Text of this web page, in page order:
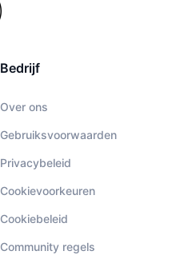
Bedrijf
Over ons
Gebruiksvoorwaarden
Privacybeleid
Cookievoorkeuren
Cookiebeleid
Community regels